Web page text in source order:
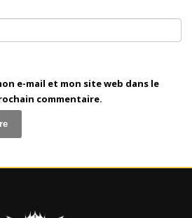
e-mail et mon site web dans le
commentaire.